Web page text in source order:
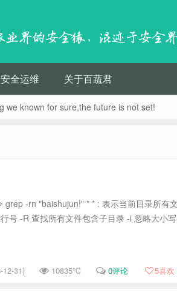
业界的安全猿，混迹于安全
安全运维 关于百蔬君
we known for sure,the future is not set!
grep -rn "baishujun!" * * : 表示当前目录所有
号 -R 查找所有文件包含子目录 -i 忽略大小写
12-31) 10835℃ 0评论 5喜欢